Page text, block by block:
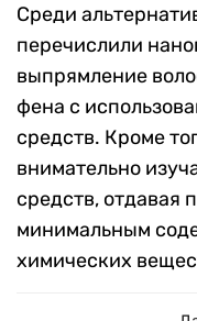
Среди
перечислили
выпрямление
фена с
средств. Кроме
внимательно
средств, отдавая
минимальным
химических